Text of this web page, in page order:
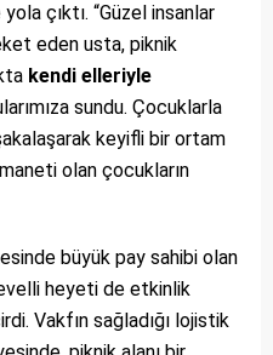
çıktı. “Güzel insanlar
eden usta, piknik
kendi elleriyle
sundu. Çocuklarla
keyifli bir ortam
olan çocukların
büyük pay sahibi olan
heyeti de etkinlik
Vakfın sağladığı lojistik